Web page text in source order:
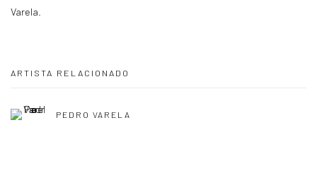
Varela.
ARTISTA RELACIONADO
PEDRO VARELA